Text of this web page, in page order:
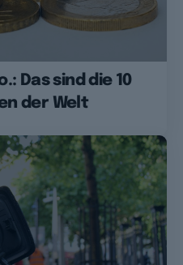
Das sind die 10
der Welt